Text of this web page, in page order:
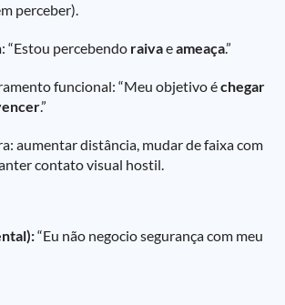
perceber).
“Estou percebendo raivaeameaça.”
funcional: “Meu objetivo échegar
.”
aumentar distância, mudar de faixa com
contato visual hostil.
“Eu não negocio segurança com meu